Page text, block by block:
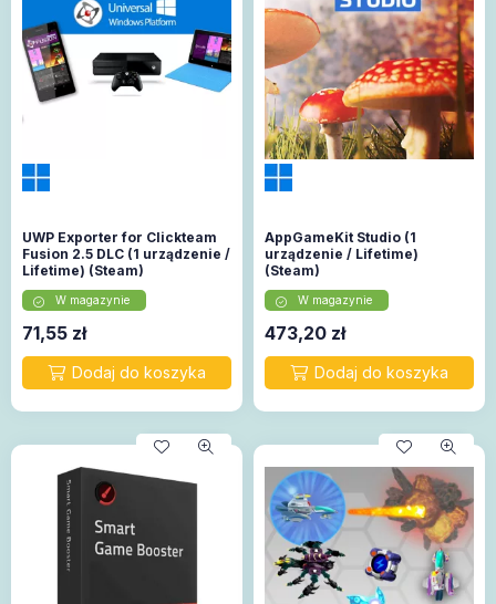
UWP Exporter for Clickteam
Fusion 2.5 DLC (1 urządzenie /
Lifetime) (Steam)
W magazynie
71,55 zł
AppGameKit Studio (1
urządzenie / Lifetime)
(Steam)
W magazynie
473,20 zł